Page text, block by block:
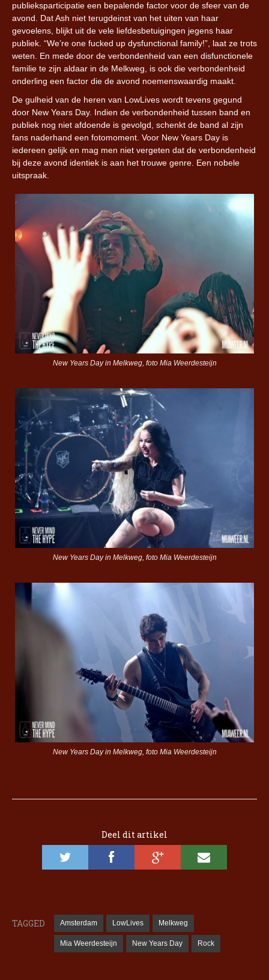
publieksparticipatie een bepalende factor voor de sfeer van de
avond. Dat Ash niet terugdeinst van het uiten van haar
gevoelens, blijkt uit de vele liefdesbetuigingen jegens haar
publiek. “We’re one fucked up dysfunctional family!”, laat ze trots
weten. En mede door de verbondenheid van een disfunctionele
familie te zijn aldaar in de Melkweg, is ook die verbondenheid
onderling een factor die de avond noemenswaardig maakt.
De gulheid van de heren van LowLives wordt tevens gegund
door New Years Day. Indien de verbondenheid tussen band en
publiek nog niet afdoende is gevolgd, schenkt de band al zijn
fans naderhand een fotomoment. Voor New Years Day is
iedereen gelijk en mag men niet vergeten dat de verbondenheid
bij deze avond identiek is aan het trouwe genre. Een nobele
uitspraak.
New Years Day in Melkweg, foto Mia Weerdesteijn
New Years Day in Melkweg, foto Mia Weerdesteijn
New Years Day in Melkweg, foto Mia Weerdesteijn
Deel dit artikel
TAGGED Amsterdam LowLives Melkweg
Mia Weerdesteijn New Years Day Rock